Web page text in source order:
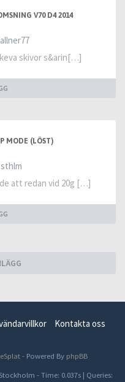
V70 D4 2014
skivor s&arin[…]
MODE (LÖST)
att redan vid 20g […]
Kontakta oss
- Powered By phpBB
- Time: 0.037s| Queries: